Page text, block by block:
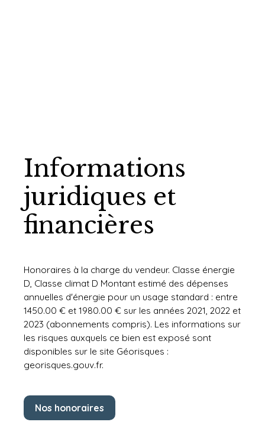
Informations
juridiques et
financières
Honoraires à la charge du vendeur. Classe énergie
D, Classe climat D Montant estimé des dépenses
annuelles d'énergie pour un usage standard : entre
1450.00 € et 1980.00 € sur les années 2021, 2022 et
2023 (abonnements compris). Les informations sur
les risques auxquels ce bien est exposé sont
disponibles sur le site Géorisques :
georisques.gouv.fr.
Nos honoraires